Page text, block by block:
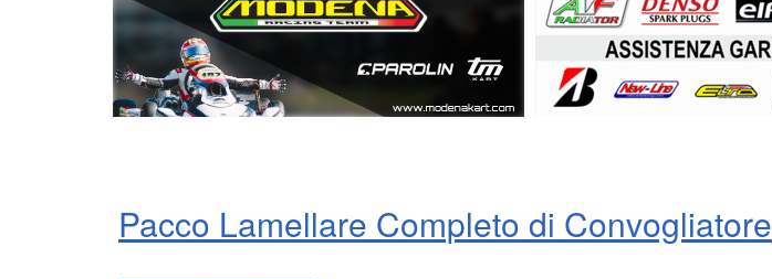
Pacco Lamellare Completo di Convogliatore